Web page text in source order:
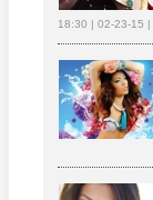
18:30 | 02-23-15 |